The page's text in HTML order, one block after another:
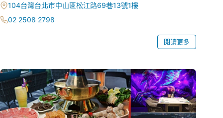
104台灣台北市中山區松江路69巷13號1樓
02 2508 2798
閱讀更多